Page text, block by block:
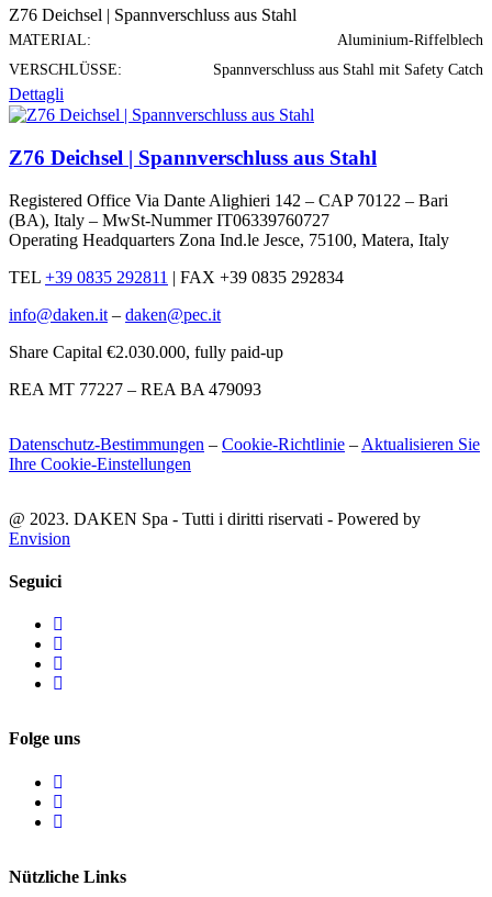
Z76 Deichsel | Spannverschluss aus Stahl
MATERIAL:
Aluminium-Riffelblech
VERSCHLÜSSE:
Spannverschluss aus Stahl mit Safety Catch
Dettagli
Z76 Deichsel | Spannverschluss aus Stahl
Registered Office Via Dante Alighieri 142 – CAP 70122 – Bari
(BA), Italy – MwSt-Nummer IT06339760727
Operating Headquarters Zona Ind.le Jesce, 75100, Matera, Italy
TEL +39 0835 292811 | FAX +39 0835 292834
info@daken.it – daken@pec.it
Share Capital €2.030.000, fully paid-up
REA MT 77227 – REA BA 479093
Datenschutz-Bestimmungen – Cookie-Richtlinie – Aktualisieren Sie
Ihre Cookie-Einstellungen
@ 2023. DAKEN Spa - Tutti i diritti riservati - Powered by
Envision
Seguici
Folge uns
Nützliche Links